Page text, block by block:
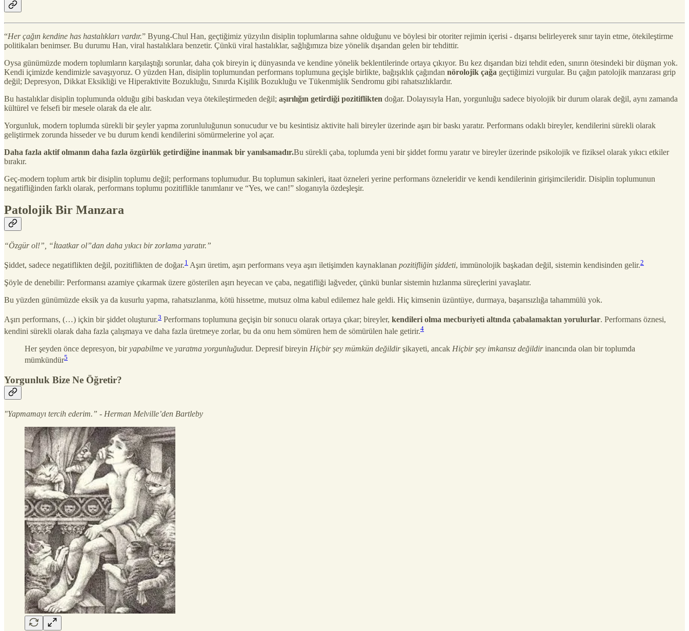
“Her çağın kendine has hastalıkları vardır.” Byung-Chul Han, geçtiğimiz yüzyılın disiplin toplumlarına sahne olduğunu ve böylesi bir otoriter rejimin içerisi - dışarısı belirleyerek sınır tayin etme, ötekileştirme
politikaları benimser. Bu durumu Han, viral hastalıklara benzetir. Çünkü viral hastalıklar, sağlığımıza bize yönelik dışarıdan gelen bir tehdittir.
Oysa günümüzde modern toplumların karşılaştığı sorunlar, daha çok bireyin iç dünyasında ve kendine yönelik beklentilerinde ortaya çıkıyor. Bu kez dışarıdan bizi tehdit eden, sınırın ötesindeki bir düşman yok.
Kendi içimizde kendimizle savaşıyoruz. O yüzden Han, disiplin toplumundan performans toplumuna geçişle birlikte, bağışıklık çağından nörolojik çağa geçtiğimizi vurgular. Bu çağın patolojik manzarası grip
değil; Depresyon, Dikkat Eksikliği ve Hiperaktivite Bozukluğu, Sınırda Kişilik Bozukluğu ve Tükenmişlik Sendromu gibi rahatsızlıklardır.
Bu hastalıklar disiplin toplumunda olduğu gibi baskıdan veya ötekileştirmeden değil; aşırılığın getirdiği pozitiflikten doğar. Dolayısıyla Han, yorgunluğu sadece biyolojik bir durum olarak değil, aynı zamanda
kültürel ve felsefi bir mesele olarak da ele alır.
Yorgunluk, modern toplumda sürekli bir şeyler yapma zorunluluğunun sonucudur ve bu kesintisiz aktivite hali bireyler üzerinde aşırı bir baskı yaratır. Performans odaklı bireyler, kendilerini sürekli olarak
geliştirmek zorunda hisseder ve bu durum kendi kendilerini sömürmelerine yol açar.
Daha fazla aktif olmanın daha fazla özgürlük getirdiğine inanmak bir yanılsamadır.Bu sürekli çaba, toplumda yeni bir şiddet formu yaratır ve bireyler üzerinde psikolojik ve fiziksel olarak yıkıcı etkiler
bırakır.
Geç-modern toplum artık bir disiplin toplumu değil; performans toplumudur. Bu toplumun sakinleri, itaat özneleri yerine performans özneleridir ve kendi kendilerinin girişimcileridir. Disiplin toplumunun
negatifliğinden farklı olarak, performans toplumu pozitiflikle tanımlanır ve “Yes, we can!” sloganıyla özdeşleşir.
Patolojik Bir Manzara
“Özgür ol!”, “İtaatkar ol”dan daha yıkıcı bir zorlama yaratır.”
Şiddet, sadece negatiflikten değil, pozitiflikten de doğar.1 Aşırı üretim, aşırı performans veya aşırı iletişimden kaynaklanan pozitifliğin şiddeti, immünolojik başkadan değil, sistemin kendisinden gelir.2
Şöyle de denebilir: Performansı azamiye çıkarmak üzere gösterilen aşırı heyecan ve çaba, negatifliği lağveder, çünkü bunlar sistemin hızlanma süreçlerini yavaşlatır.
Bu yüzden günümüzde eksik ya da kusurlu yapma, rahatsızlanma, kötü hissetme, mutsuz olma kabul edilemez hale geldi. Hiç kimsenin üzüntüye, durmaya, başarısızlığa tahammülü yok.
Aşırı performans, (…) içkin bir şiddet oluşturur.3 Performans toplumuna geçişin bir sonucu olarak ortaya çıkar; bireyler, kendileri olma mecburiyeti altında çabalamaktan yorulurlar. Performans öznesi,
kendini sürekli olarak daha fazla çalışmaya ve daha fazla üretmeye zorlar, bu da onu hem sömüren hem de sömürülen hale getirir.4
Her şeyden önce depresyon, biryapabilme ve yaratma yorgunluğudur. Depresif bireyin Hiçbir şey mümkün değildirşikayeti, ancak Hiçbir şey imkansız değildirinancında olan bir toplumda
mümkündür5
Yorgunluk Bize Ne Öğretir?
"Yapmamayı tercih ederim.” - Herman Melville’den Bartleby